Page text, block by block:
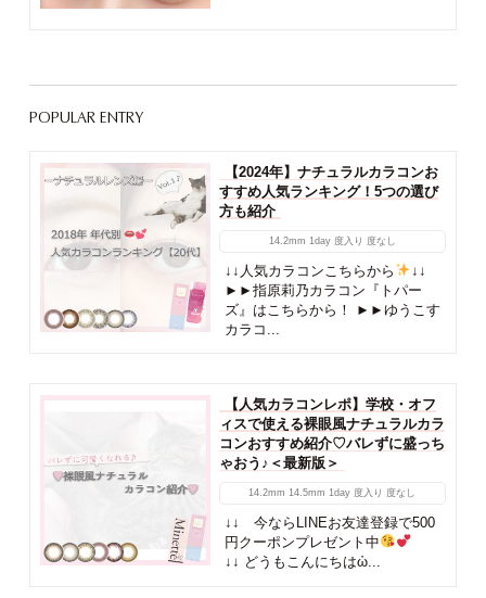
POPULAR ENTRY
【2024年】ナチュラルカラコンお
すすめ人気ランキング！5つの選び
方も紹介
14.2mm 1day 度入り 度なし
↓↓人気カラコンこちらから
↓↓
►►指原莉乃カラコン『トパー
ズ』はこちらから！ ►►ゆうこす
カラコ...
【人気カラコンレポ】学校・オフ
ィスで使える裸眼風ナチュラルカラ
コンおすすめ紹介♡バレずに盛っち
ゃおう♪＜最新版＞
14.2mm 14.5mm 1day 度入り 度なし
↓↓ 今ならLINEお友達登録で500
円クーポンプレゼント中
↓↓ どうもこんにちはὠ...